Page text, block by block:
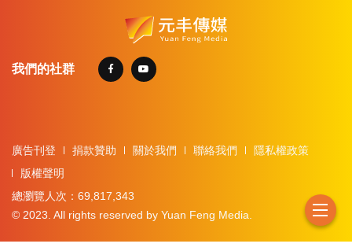
我們的社群
廣告刊登 捐款贊助 關於我們 聯絡我們
隱私權政策
版權聲明
總瀏覽人次：69,817,343
© 2023. All rights reserved by Yuan Feng Media.